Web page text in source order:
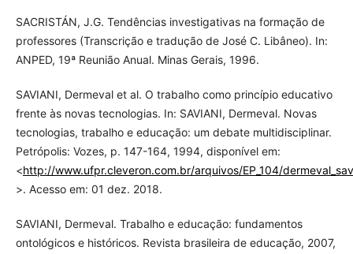
SACRISTÁN, J.G. Tendências investigativas na formação de
professores (Transcrição e tradução de José C. Libâneo). In:
ANPED, 19ª Reunião Anual. Minas Gerais, 1996.
SAVIANI, Dermeval et al. O trabalho como princípio educativo
frente às novas tecnologias. In: SAVIANI, Dermeval. Novas
tecnologias, trabalho e educação: um debate multidisciplinar.
Petrópolis: Vozes, p. 147-164, 1994, disponível em:
<http://www.ufpr.cleveron.com.br/arquivos/EP_104/
>. Acesso em: 01 dez. 2018.
SAVIANI, Dermeval. Trabalho e educação: fundamentos
ontológicos e históricos. Revista brasileira de educação, 2007,